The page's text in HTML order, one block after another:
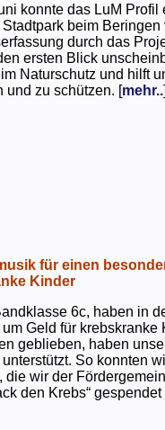
konnte das LuM
Stadtpark beim
durch das
ersten Blick
Naturschutz und hilft
und zu schützen. [mehr..]
für einen
Kinder
6c, haben in
Geld für
geblieben, haben
So konnten
die wir der
den Krebs“